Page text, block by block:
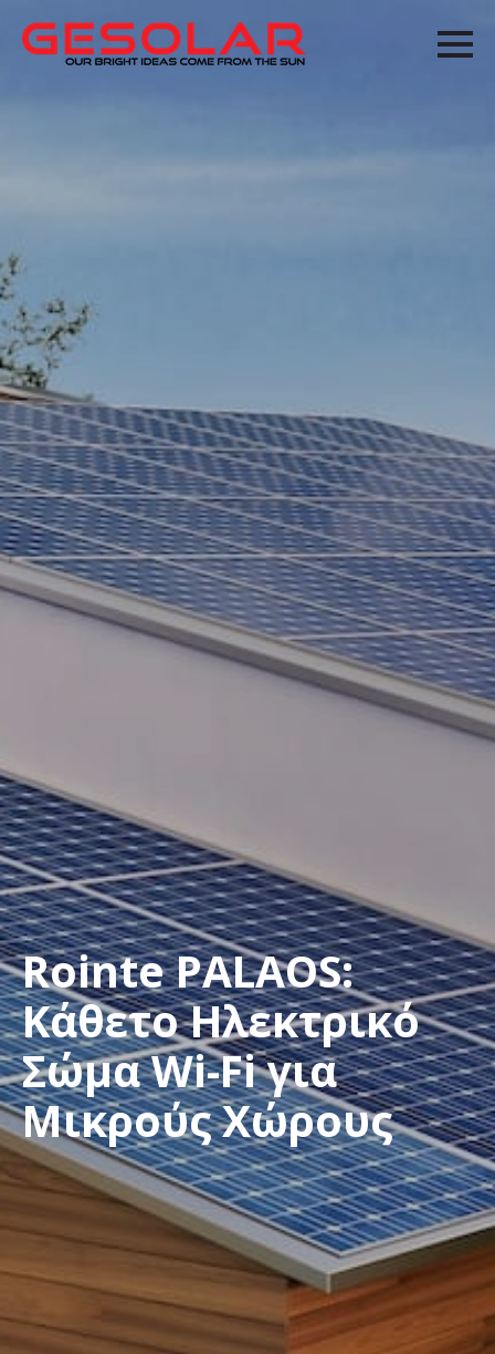
Rointe PALAOS:
Κάθετο Ηλεκτρικό
Σώμα Wi-Fi για
Μικρούς Χώρους